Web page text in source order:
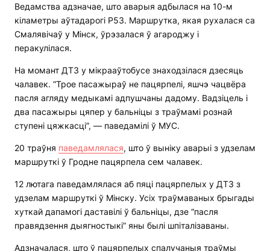
Ведамства адзначае, што аварыя адбылася на 10-м
кіламетры аўтадарогі Р53. Маршрутка, якая рухалася са
Смалявічаў у Мінск, ўрэзалася ў агароджу і
перакулілася.
На момант ДТЗ у мікрааўтобусе знаходзілася дзесяць
чалавек. “Трое пасажыраў не пацярпелі, яшчэ чацвёра
пасля агляду медыкамі адпушчаны дадому. Вадзіцель і
два пасажыры цяпер у бальніцы з траўмамі рознай
ступені цяжкасці”, — паведамілі ў МУС.
20 траўня паведамлялася, што ў выніку аварыі з удзелам
маршруткі ў Гродне пацярпела сем чалавек.
12 лютага паведамлялася аб пяці пацярпелых у ДТЗ з
удзелам маршруткі ў Мінску. Усіх траўмаваных брыгады
хуткай дапамогі даставілі ў бальніцы, дзе “пасля
правядзення дыягностыкі” яны былі шпіталізаваны.
Адзначалася, што ў пацярпелых спалучаныя траўмы